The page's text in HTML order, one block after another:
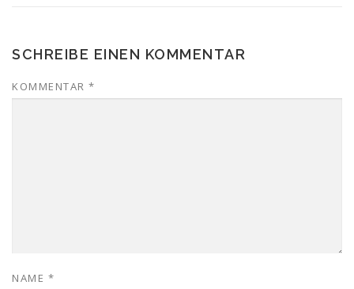
SCHREIBE EINEN KOMMENTAR
KOMMENTAR *
NAME *